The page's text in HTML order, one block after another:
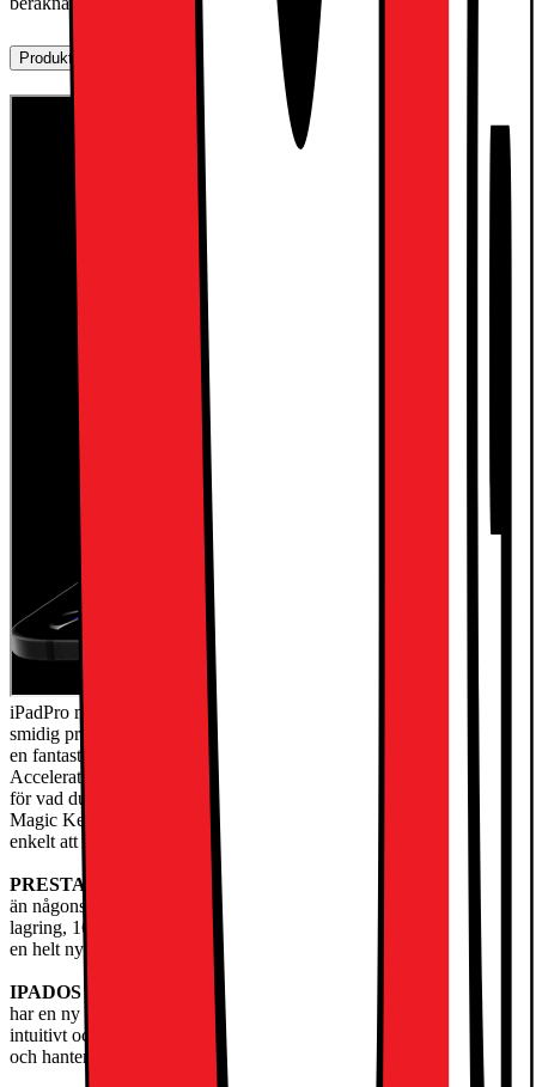
Produktbeskrivning
iPadPro med Apple M5-chippet har extremt hög prestanda för
smidig produktivitet och avancerade AI-baserade arbetsflöden. Med
en fantastisk Ultra Retina XDR-skärm, supersnabbt wifi72, Neural
Accelerators för AI och ett iPadOS i nydesign finns det inga gränser
för vad du kan göra. Kombinera den med Apple Pencil Pro och
Magic Keyboard, så får du en otroligt mångsidig iPad som gör det
enkelt att skapa ochjobba.
PRESTANDA OCH LAGRING
– iPad Pro med M5 är snabbare
än någonsin och har kraftfull AI på enheten. Den har upp till 2TB
lagring, 16GB minne och Neural Accelerators för AI-prestanda på
en helt nynivå.
IPADOS– Kör proffsappar och få mer gjort med iPadOS26, som
har en ny Liquid Glass-design och nya smarta funktioner. Ett
intuitivt och flexibelt fönstersystem gör att du kan styra, organisera
och hantera dina arbetsflöden bättre än någonsin.